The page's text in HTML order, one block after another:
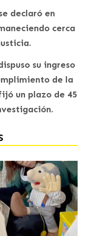
declaró en
cerca
su ingreso
de la
un plazo de 45